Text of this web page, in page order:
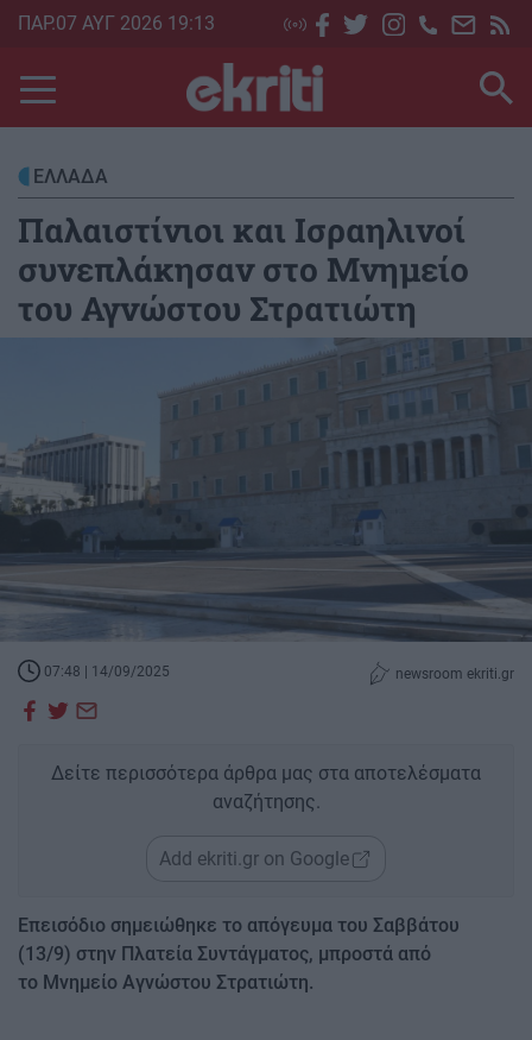
Skip
main
content
ΠΑΡ.07 ΑΥΓ 2026 19:13
ΕΛΛΑΔΑ
Παλαιστίνιοι και Ισραηλινοί
συνεπλάκησαν στο Μνημείο
του Αγνώστου Στρατιώτη
07:48 | 14/09/2025 newsroom ekriti.gr
Δείτε περισσότερα άρθρα μας στα αποτελέσματα
αναζήτησης.
Add ekriti.gr on Google
Επεισόδιο σημειώθηκε το απόγευμα του Σαββάτου
(13/9) στην Πλατεία Συντάγματος, μπροστά από
το Μνημείο Αγνώστου Στρατιώτη.